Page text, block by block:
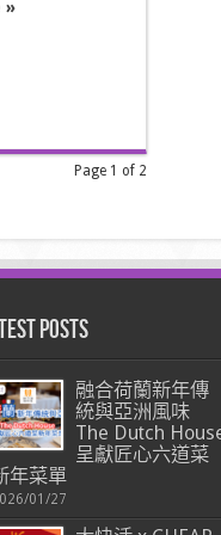
»
Page 1 of 2
Posts
融合荷蘭新年傳
統與亞洲風味
The Dutch
呈獻匠心六道菜
年菜單
01/27